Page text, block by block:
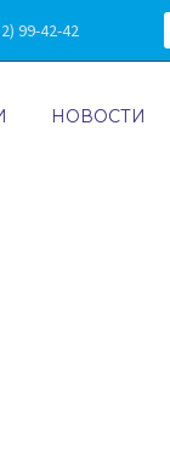
99-42-42
НОВОСТИ